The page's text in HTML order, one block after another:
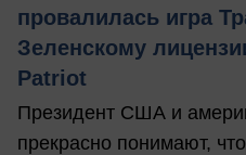
провалилась игра
Зеленскому
Patriot
Президент США и
прекрасно понимают,